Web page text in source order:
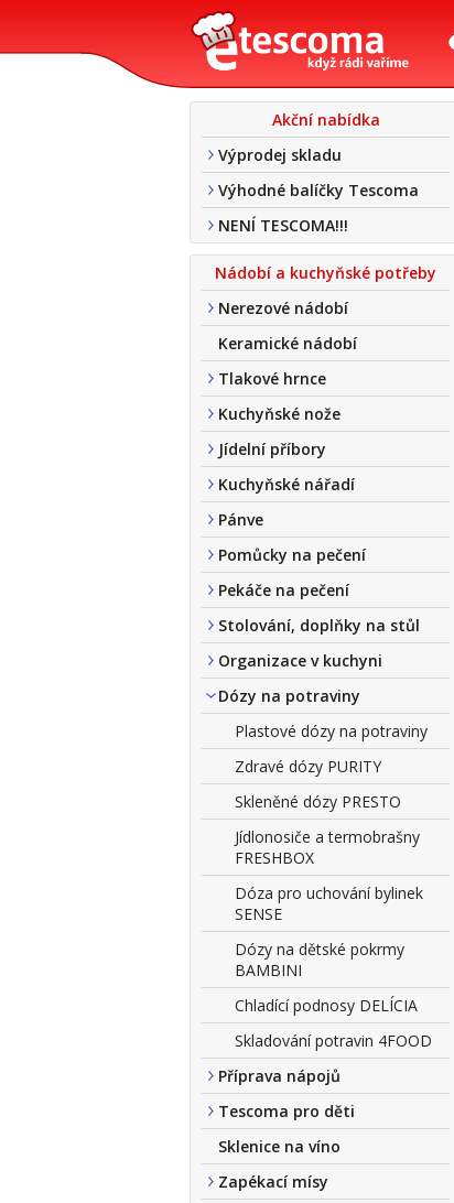
Akční nabídka
Výprodej skladu
Výhodné balíčky Tescoma
NENÍ TESCOMA!!!
Nádobí a kuchyňské potřeby
Nerezové nádobí
Keramické nádobí
Tlakové hrnce
Kuchyňské nože
Jídelní příbory
Kuchyňské nářadí
Pánve
Pomůcky na pečení
Pekáče na pečení
Stolování, doplňky na stůl
Organizace v kuchyni
Dózy na potraviny
Plastové dózy na potraviny
Zdravé dózy PURITY
Skleněné dózy PRESTO
Jídlonosiče a termobrašny
FRESHBOX
Dóza pro uchování bylinek
SENSE
Dózy na dětské pokrmy
BAMBINI
Chladící podnosy DELÍCIA
Skladování potravin 4FOOD
Příprava nápojů
Tescoma pro děti
Sklenice na víno
Zapékací mísy